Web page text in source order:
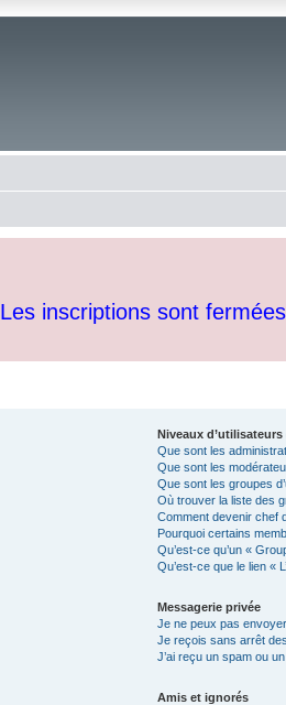
Les inscriptions sont fermées
Niveaux
Que sont les
Que sont les
Que sont les groupes
Où trouver la liste des
Comment devenir chef
Pourquoi certains
Qu’est-ce qu’un «
Qu’est-ce que le lien «
Messagerie privée
Je ne peux pas
Je reçois sans arrêt
J’ai reçu un spam ou
Amis et ignorés